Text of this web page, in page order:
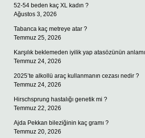
52-54 beden kaç XL kadın ?
Ağustos 3, 2026
Tabanca kaç metreye atar ?
Temmuz 25, 2026
Karşılık beklemeden iyilik yap atasözünün
Temmuz 24, 2026
2025’te alkollü araç kullanmanın cezası nedir ?
Temmuz 24, 2026
Hirschsprung hastalığı genetik mi ?
Temmuz 22, 2026
Ajda Pekkan bileziğinin kaç gramı ?
Temmuz 20, 2026